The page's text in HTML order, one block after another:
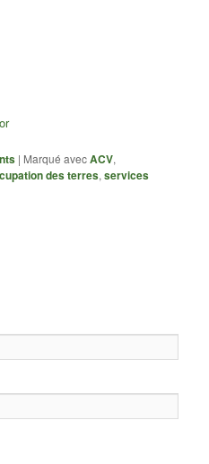
| Marqué avecACV,
des terres,services